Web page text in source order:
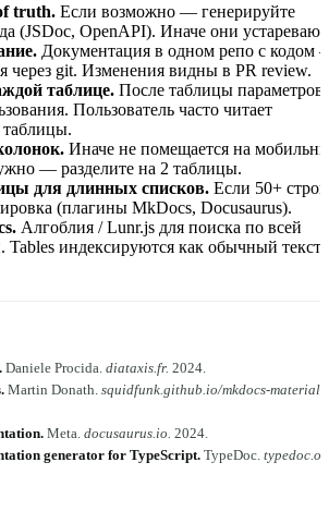
truth. Если возможно — генерируйте
(JSDoc, OpenAPI). Иначе они
Документация в одном репо с кодом
через git. Изменения видны в PR review.
таблице. После таблицы
Пользователь часто читает
Иначе не помещается на
— разделите на 2 таблицы.
для длинных списков. Если 50+ строк
(плагины MkDocs, Docusaurus).
Алгоблия / Lunr.js для поиска по всей
Tables индексируются как обычный текст.
. Daniele Procida diataxis.fr. 2024
. Martin Donath squidfunk.github.io/mkdocs-material
. Meta docusaurus.io 2024
generator for TypeScript. TypeDoc